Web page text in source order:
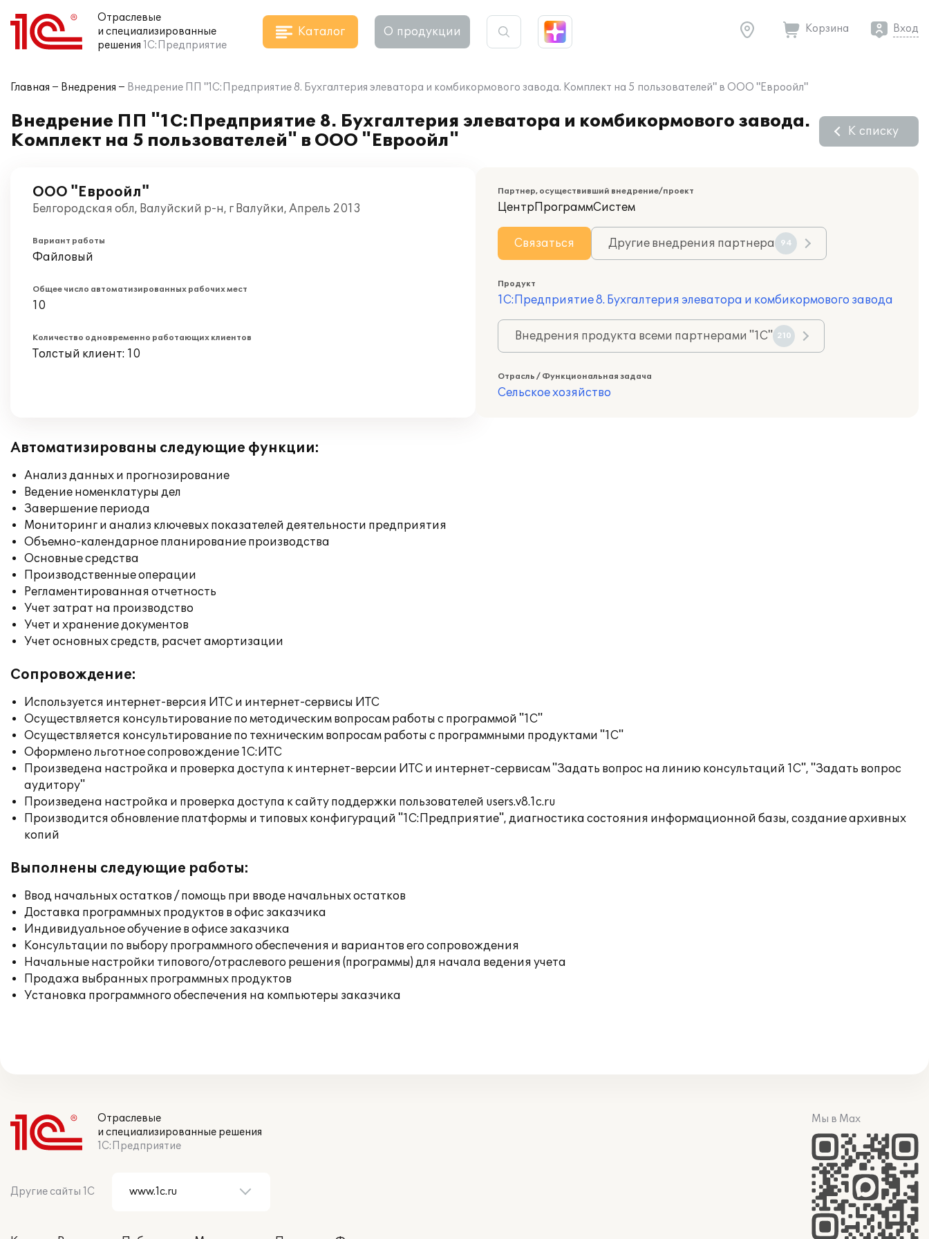
Отраслевые
и специализированные
решения 1С:Предприятие
Каталог О продукции Корзина Вход
Главная Внедрения Внедрение ПП "1С:Предприятие 8. Бухгалтерия элеватора и комбикормового завода. Комплект на 5 пользователей" в ООО "Евроойл"
Внедрение ПП "1С:Предприятие 8. Бухгалтерия элеватора и комбикормового завода.
Комплект на 5 пользователей" в ООО "Евроойл"
К списку
ООО "Евроойл"
Белгородская обл, Валуйский р-н, г Валуйки, Апрель 2013
Вариант работы
Файловый
Общее число автоматизированных рабочих мест
10
Количество одновременно работающих клиентов
Толстый клиент: 10
Партнер, осуществивший внедрение/проект
ЦентрПрограммСистем
Связаться Другие внедрения партнера 94
Продукт
1С:Предприятие 8. Бухгалтерия элеватора и комбикормового завода
Внедрения продукта всеми партнерами "1С" 210
Отрасль / Функциональная задача
Сельское хозяйство
Автоматизированы следующие функции:
Анализ данных и прогнозирование
Ведение номенклатуры дел
Завершение периода
Мониторинг и анализ ключевых показателей деятельности предприятия
Объемно-календарное планирование производства
Основные средства
Производственные операции
Регламентированная отчетность
Учет затрат на производство
Учет и хранение документов
Учет основных средств, расчет амортизации
Сопровождение:
Используется интернет-версия ИТС и интернет-сервисы ИТС
Осуществляется консультирование по методическим вопросам работы с программой "1С"
Осуществляется консультирование по техническим вопросам работы с программными продуктами "1С"
Оформлено льготное сопровождение 1С:ИТС
Произведена настройка и проверка доступа к интернет-версии ИТС и интернет-сервисам "Задать вопрос на линию консультаций 1С", "Задать вопрос
аудитору"
Произведена настройка и проверка доступа к сайту поддержки пользователей users.v8.1c.ru
Производится обновление платформы и типовых конфигураций "1С:Предприятие", диагностика состояния информационной базы, создание архивных
копий
Выполнены следующие работы:
Ввод начальных остатков / помощь при вводе начальных остатков
Доставка программных продуктов в офис заказчика
Индивидуальное обучение в офисе заказчика
Консультации по выбору программного обеспечения и вариантов его сопровождения
Начальные настройки типового/отраслевого решения (программы) для начала ведения учета
Продажа выбранных программных продуктов
Установка программного обеспечения на компьютеры заказчика
Отраслевые
и специализированные решения
1С:Предприятие
Другие сайты 1С
Мы в Max